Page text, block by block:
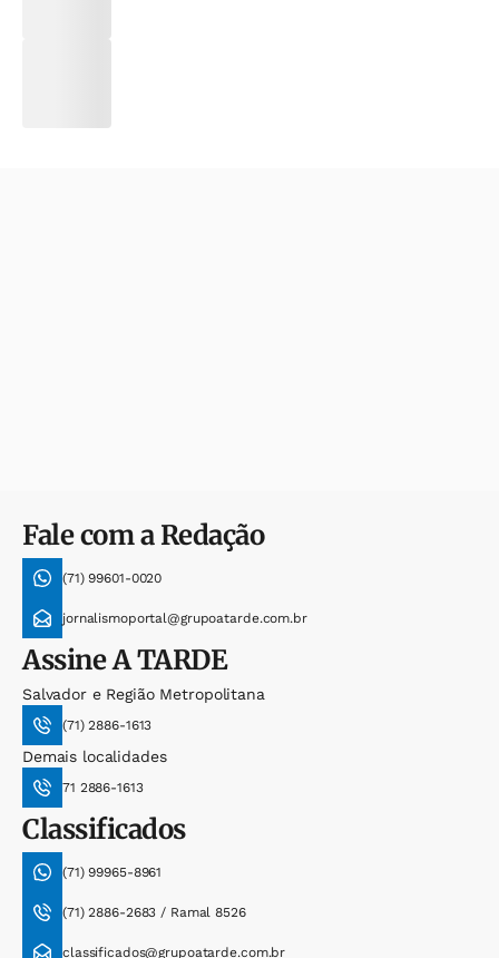
Fale com a Redação
(71) 99601-0020
jornalismoportal@grupoatarde.com.br
AssineA TARDE
Salvador e Região Metropolitana
(71) 2886-1613
Demais localidades
71 2886-1613
Classificados
(71) 99965-8961
(71) 2886-2683 / Ramal 8526
classificados@grupoatarde.com.br